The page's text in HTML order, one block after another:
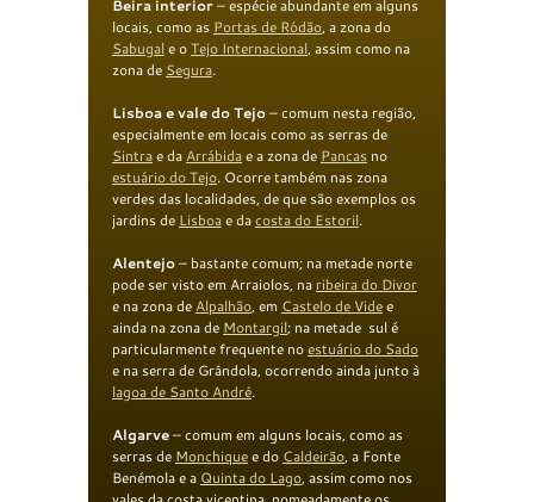
Beira interior– espécie abundante em alguns
locais, como as Portas de Ródão, a zona do
Sabugale oTejo Internacional, assim como na
zona de Segura.
Lisboa e vale do Tejo– comum nesta região,
especialmente em locais como as serras de
Sintrae da Arrábidae a zona de Pancas no
estuário do Tejo. Ocorre também nas zona
verdes das localidades, de que são exemplos os
jardins de Lisboae dacosta do Estoril.
Alentejo– bastante comum; na metade norte
pode ser visto em Arraiolos, na ribeira do Divor
e na zona de Alpalhão, em Castelo de Videe
ainda na zona de Montargil; na metade sul é
particularmente frequente noestuário do Sado
e na serra de Grândola, ocorrendo ainda junto à
lagoa de Santo André.
Algarve– comum em alguns locais, como as
serras de Monchiquee do Caldeirão, a Fonte
Benémola e a Quinta do Lago, assim como nos